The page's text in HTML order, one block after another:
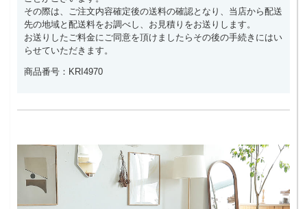
その際は、ご注文内容確定後の送料の確認となり、当店から配送
先の地域と配送料をお調べし、お見積りをお送りします。
お送りしたご料金にご同意を頂けましたらその後の手続きにはい
らせていただきます。
商品番号：KRI4970